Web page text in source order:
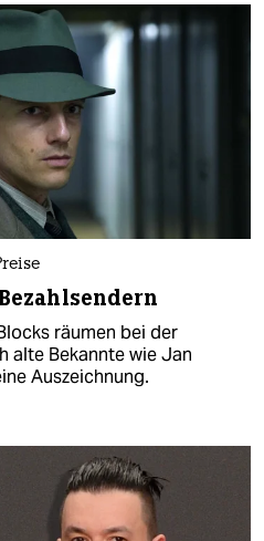
räumen bei der
alte Bekannte wie Jan
Auszeichnung.